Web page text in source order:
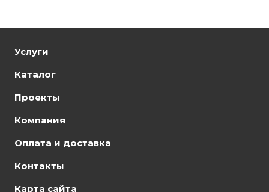
Услуги
Каталог
Проекты
Компания
Оплата и доставка
Контакты
Карта сайта